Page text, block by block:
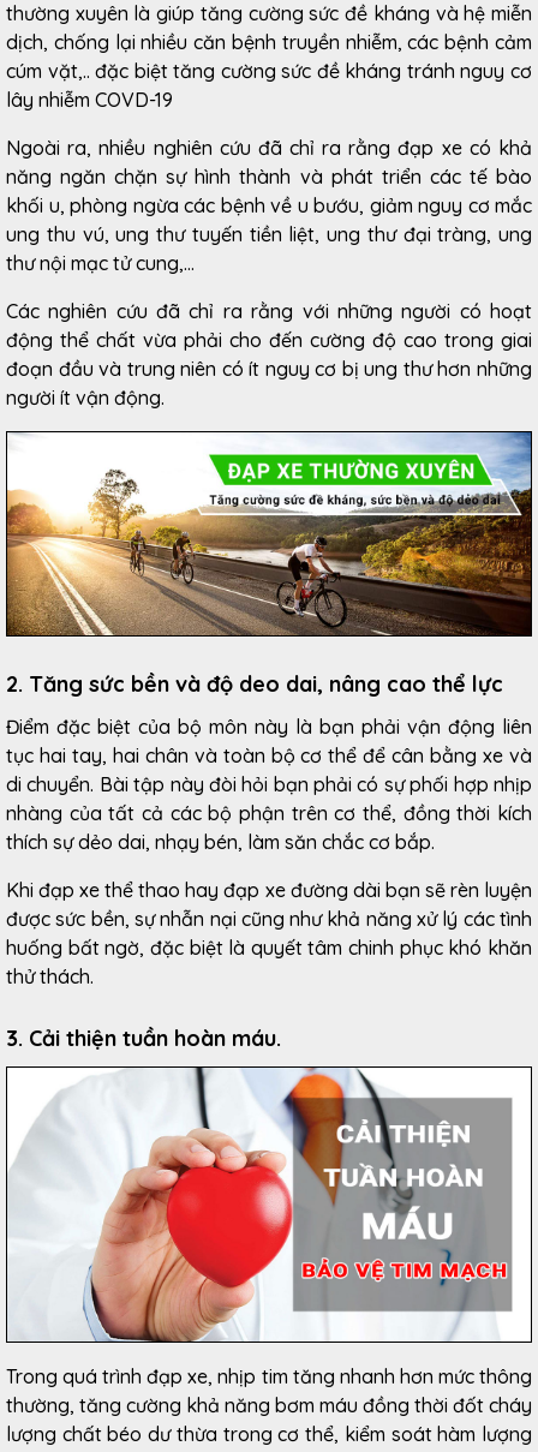
thường xuyên là giúp tăng cường sức đề kháng và hệ miễn
dịch, chống lại nhiều căn bệnh truyền nhiễm, các bệnh cảm
cúm vặt,.. đặc biệt tăng cường sức đề kháng tránh nguy cơ
lây nhiễm COVD-19
Ngoài ra, nhiều nghiên cứu đã chỉ ra rằng đạp xe có khả
năng ngăn chặn sự hình thành và phát triển các tế bào
khối u, phòng ngừa các bệnh về u bướu, giảm nguy cơ mắc
ung thu vú, ung thư tuyến tiền liệt, ung thư đại tràng, ung
thư nội mạc tử cung,...
Các nghiên cứu đã chỉ ra rằng với những người có hoạt
động thể chất vừa phải cho đến cường độ cao trong giai
đoạn đầu và trung niên có ít nguy cơ bị ung thư hơn những
người ít vận động.
2. Tăng sức bền và độ deo dai, nâng cao thể lực
Điểm đặc biệt của bộ môn này là bạn phải vận động liên
tục hai tay, hai chân và toàn bộ cơ thể để cân bằng xe và
di chuyển. Bài tập này đòi hỏi bạn phải có sự phối hợp nhịp
nhàng của tất cả các bộ phận trên cơ thể, đồng thời kích
thích sự dẻo dai, nhạy bén, làm săn chắc cơ bắp.
Khi đạp xe thể thao hay đạp xe đường dài bạn sẽ rèn luyện
được sức bền, sự nhẫn nại cũng như khả năng xử lý các tình
huống bất ngờ, đặc biệt là quyết tâm chinh phục khó khăn
thử thách.
3. Cải thiện tuần hoàn máu.
Trong quá trình đạp xe, nhịp tim tăng nhanh hơn mức thông
thường, tăng cường khả năng bơm máu đồng thời đốt cháy
lượng chất béo dư thừa trong cơ thể, kiểm soát hàm lượng